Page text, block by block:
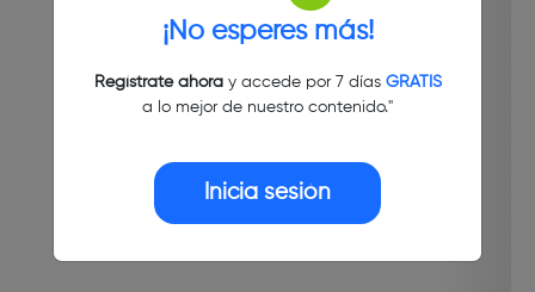
¡No esperes más!
Regístrate ahoray accede por 7 días GRATIS
a lo mejor de nuestro contenido."
Inicia sesión